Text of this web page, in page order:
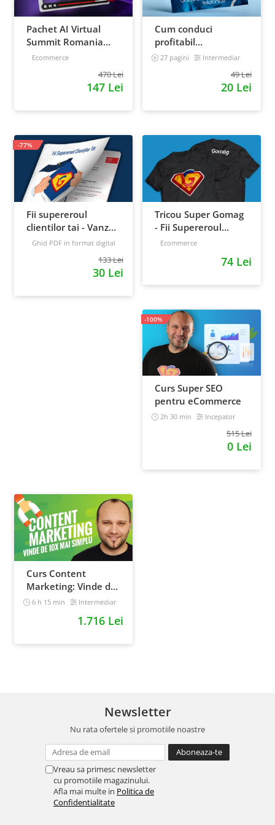
Pachet AI Virtual
Summit Romania
2026: inregistrari +
Ecommerce
470 Lei
147 Lei
Cum conduci
profitabil
convorbirile
27 pagini Intermediar
49 Lei
20 Lei
Fii supereroul
clientilor tai - Vanzari
pe pilot automat
Ghid PDF in format digital
133 Lei
30 Lei
-77%
Tricou Super Gomag
- Fii Supereroul
Clientilor Tai
Ecommerce
74 Lei
Curs Super SEO
pentru eCommerce
2h 30 min Incepator
515 Lei
0 Lei
-100%
Curs Content
Marketing: Vinde de
10x mai simplu
6 h 15 min Intermediar
1.716 Lei
Newsletter
Nu rata ofertele si promotiile noastre
Vreau sa primesc newsletter
cu promotiile magazinului.
Afla mai multe in Politica de
Confidentialitate